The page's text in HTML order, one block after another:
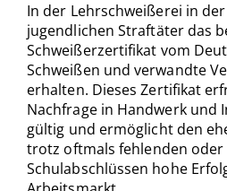
In der Lehrschweißerei in
jugendlichen Straftäter das
Schweißerzertifikat vom
Schweißen und verwandte
erhalten. Dieses Zertifikat
Nachfrage in Handwerk und
gültig und ermöglicht den
trotz oftmals fehlenden
Schulabschlüssen hohe